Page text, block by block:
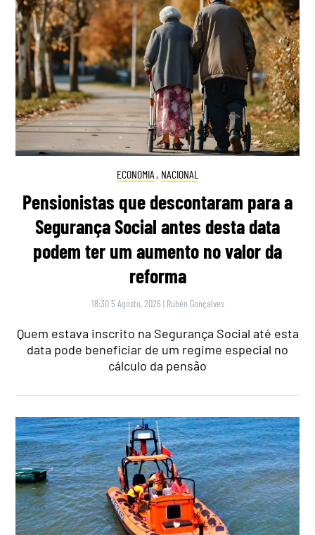
ECONOMIA , NACIONAL
Pensionistas que descontaram para a
Segurança Social antes desta data
podem ter um aumento no valor da
reforma
18:30 5 Agosto, 2026 | Rubén Gonçalves
Quem estava inscrito na Segurança Social até esta
data pode beneficiar de um regime especial no
cálculo da pensão